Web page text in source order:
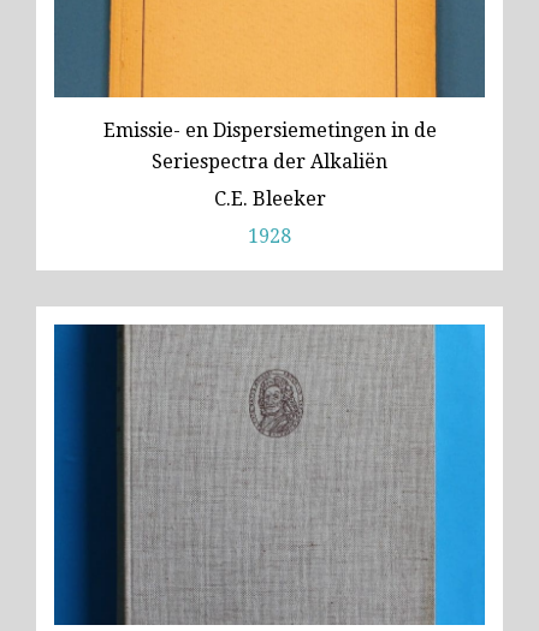
Emissie- en Dispersiemetingen in de
Seriespectra der Alkaliën
C.E. Bleeker
1928